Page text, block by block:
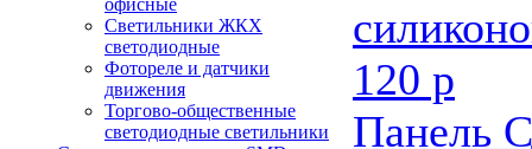
офисные
Светильники ЖКХ
светодиодные
Фотореле и датчики
движения
Торгово-общественные
светодиодные светильники
120 р
Панель